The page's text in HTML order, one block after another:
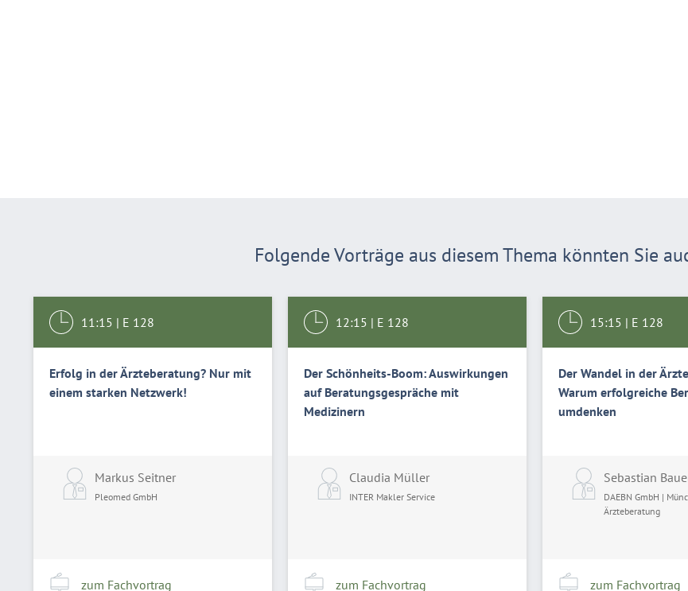
Folgende Vorträge aus diesem Thema könnten Sie
11:15 | E 128
Erfolg in der Ärzteberatung? Nur mit
einem starken Netzwerk!
Markus Seitner
Pleomed GmbH
zum Fachvortrag
12:15 | E 128
Der Schönheits-Boom: Auswirkungen
auf Beratungsgespräche mit
Medizinern
Claudia Müller
INTER Makler Service
zum Fachvortrag
15:15 | E 128
Der Wandel in der
Warum erfolgreiche
umdenken
Sebastian
DAEBN GmbH |
Ärzteberatung
zum Fachvortrag